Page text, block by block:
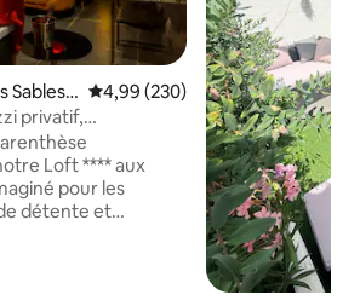
Sables-
Évaluation moyenne sur la
4,99 (230)
privatif,
Loft **** aux
pour les
détente et